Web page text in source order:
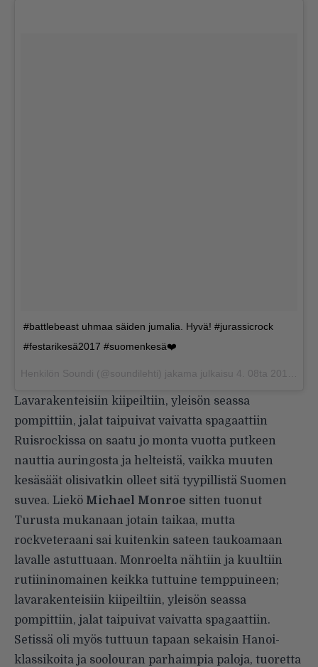
#battlebeast uhmaa säiden jumalia. Hyvä! #jurassicrock
#festarikesä2017 #suomenkesä❤️
Henkilön Soundi (@soundilehti) jakama julkaisu 4. 08ta 2017 klo 8.44 PDT
Lavarakenteisiin kiipeiltiin, yleisön seassa
pompittiin, jalat taipuivat vaivatta spagaattiin
Ruisrockissa on saatu jo monta vuotta putkeen
nauttia auringosta ja helteistä, vaikka muuten
kesäsäät olisivatkin olleet sitä tyypillistä Suomen
suvea. Liekö Michael Monroe sitten tuonut
Turusta mukanaan jotain taikaa, mutta
rockveteraani sai kuitenkin sateen taukoamaan
lavalle astuttuaan. Monroelta nähtiin ja kuultiin
rutiininomainen keikka tuttuine temppuineen;
lavarakenteisiin kiipeiltiin, yleisön seassa
pompittiin, jalat taipuivat vaivatta spagaattiin.
Setissä oli myös tuttuun tapaan sekaisin Hanoi-
klassikoita ja soolouran parhaimpia paloja, tuoretta